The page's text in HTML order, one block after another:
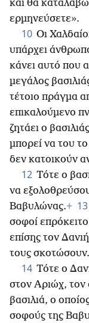
και θα καταλάβω
ερμηνεύσετε».
10 Οι
υπάρχει
κάνει αυτό που
μεγάλος
τέτοιο πράγμα
επικαλούμενο
ζητάει ο
μπορεί να του
δεν κατοικούν
12 Τότε ο
να
Βαβυλώνας.+ 13
σοφοί
επίσης τον
τους σκοτώσουν.
14 Τότε ο
στον Αριώχ,
βασιλιά, ο
σοφούς της